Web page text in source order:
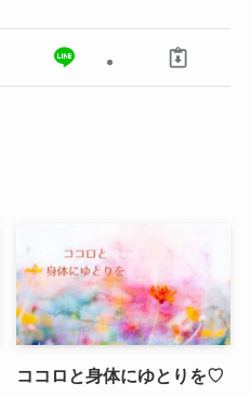
ココロと身体にゆとりを♡